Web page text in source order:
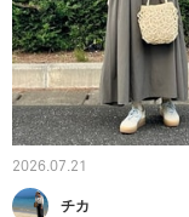
2026.07.21
チカ